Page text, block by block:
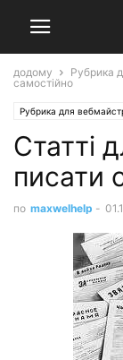
додому Рубрика
самостійно
Рубрика для
Статті
писати
по maxwelhelp -